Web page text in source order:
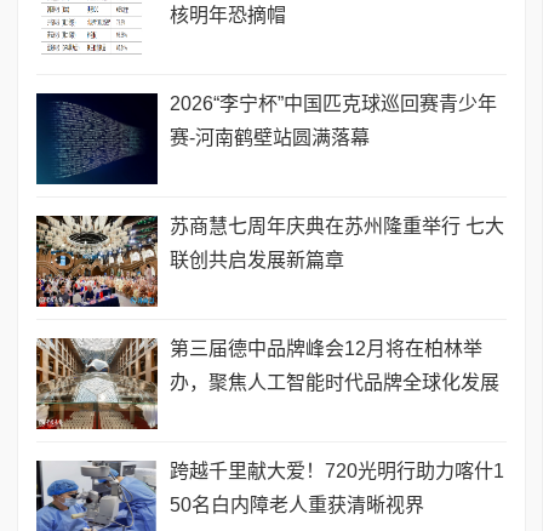
核明年恐摘帽
2026“李宁杯”中国匹克球巡回赛青少年
赛-河南鹤壁站圆满落幕
苏商慧七周年庆典在苏州隆重举行 七大
联创共启发展新篇章
第三届德中品牌峰会12月将在柏林举
办，聚焦人工智能时代品牌全球化发展
跨越千里献大爱！720光明行助力喀什1
50名白内障老人重获清晰视界